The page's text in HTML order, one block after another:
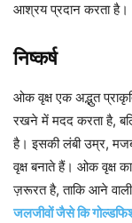
आश्रय प्रदान करता है।
निष्कर्ष
ओक वृक्ष एक अद्भुत
रखने में मदद करता है,
है। इसकी लंबी उम्र,
वृक्ष बनाते हैं। ओक वृक्ष
ज़रूरत है, ताकि आने
जलजीवों जैसे कि